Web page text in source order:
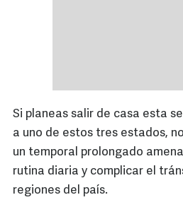
Si planeas salir de casa esta
a uno de estos tres estados,
un temporal prolongado
rutina diaria y complicar el
regiones del país.